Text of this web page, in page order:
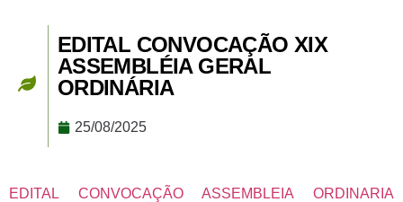
EDITAL CONVOCAÇÃO XIX
ASSEMBLÉIA GERAL
ORDINÁRIA
25/08/2025
EDITAL CONVOCAÇÃO ASSEMBLEIA ORDINARIA